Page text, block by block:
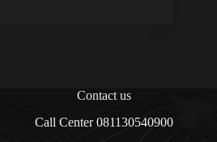
Contact us
Call Center 081130540900